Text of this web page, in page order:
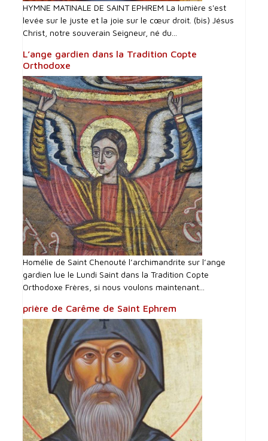
HYMNE MATINALE DE SAINT EPHREM La lumière s'est
levée sur le juste et la joie sur le cœur droit. (bis) Jésus
Christ, notre souverain Seigneur, né du...
L’ange gardien dans la Tradition Copte
Orthodoxe
Homélie de Saint Chenouté l’archimandrite sur l’ange
gardien lue le Lundi Saint dans la Tradition Copte
Orthodoxe Frères, si nous voulons maintenant...
prière de Carême de Saint Ephrem